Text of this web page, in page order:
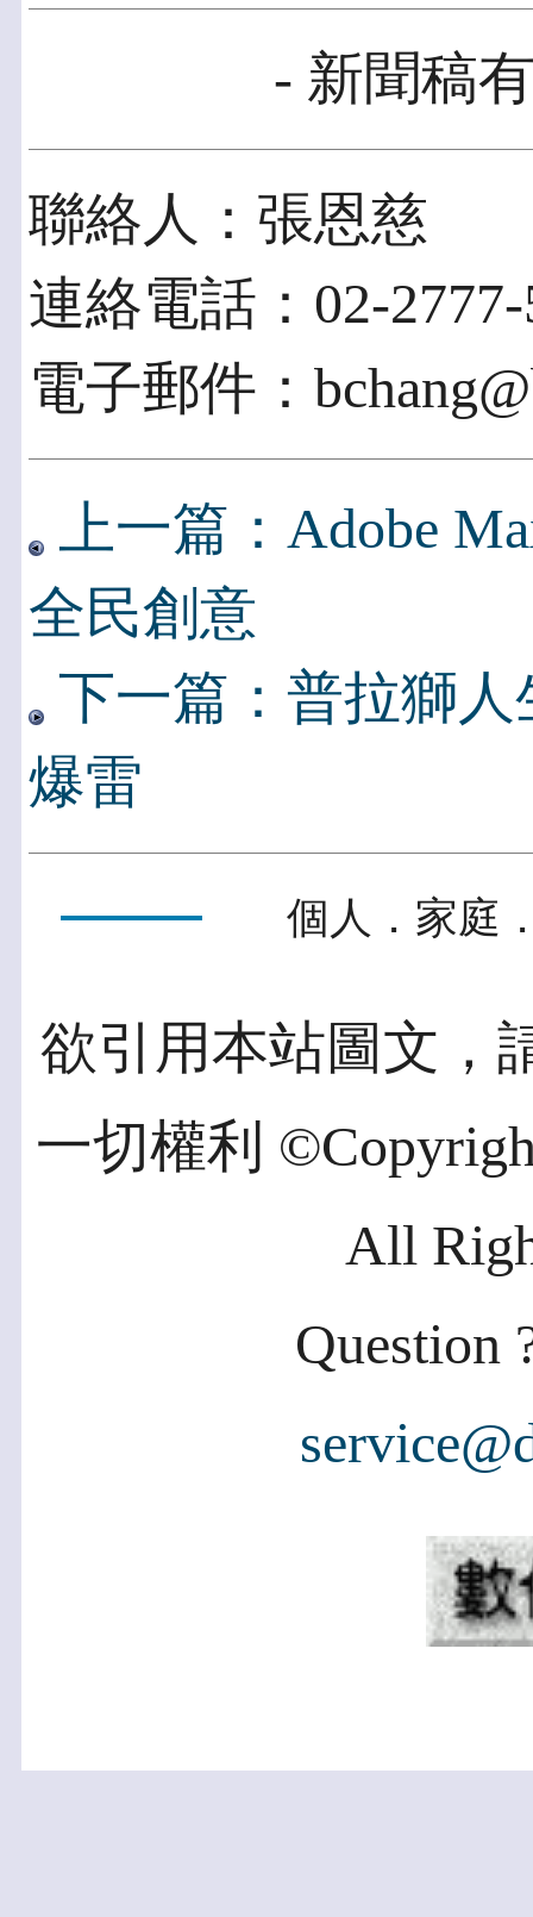
- 新聞稿
聯絡人：張恩慈
連絡電話：02-2777-
電子郵件：
上一篇：Adobe
全民創意
下一篇：普拉獅
爆雷
個人．家庭
欲引用本站圖文，
一切權利
All
Question